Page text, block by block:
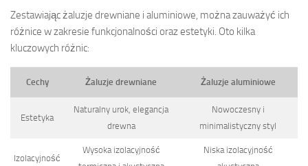
Zestawiając żaluzje drewniane i aluminiowe, można zauważyć ich
różnice w zakresie funkcjonalności oraz estetyki. Oto kilka
kluczowych różnic:
Cechy Żaluzje drewniane Żaluzje aluminiowe
Estetyka
Naturalny urok, elegancja
drewna
Nowoczesny i
minimalistyczny styl
Izolacyjność
Wysoka izolacyjność
Niska izolacyjność